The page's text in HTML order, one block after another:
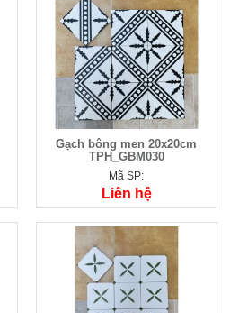
Gạch bông men 20x20cm
TPH_GBM030
Mã SP:
Liên hệ